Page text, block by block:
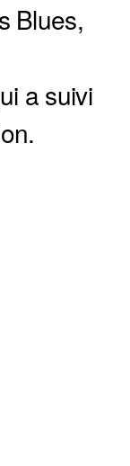
Blues,
a suivi